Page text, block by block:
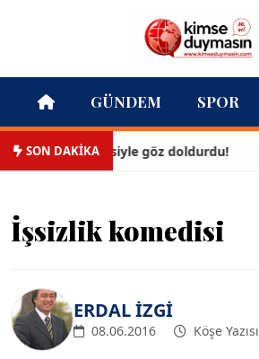
GÜNDEM SPOR
SON DAKİKA
beyaz bikinisiyle göz doldurdu!
İşsizlik komedisi
ERDAL İZGİ
08.06.2016 Köşe Yazısı